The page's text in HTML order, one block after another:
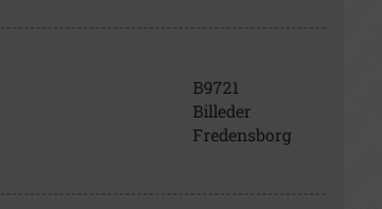
B9721
Billeder
Fredensborg